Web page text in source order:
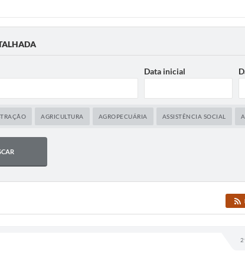
Data inicial
AGRICULTURA AGROPECUÁRIA ASSISTÊNCIA SOCIAL